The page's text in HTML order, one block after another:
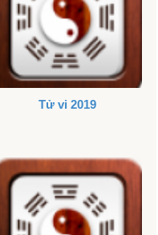
Tử vi 2019